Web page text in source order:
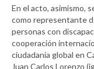
En el acto, asimismo,
como representante
personas con
cooperación
ciudadanía global en
Juan Carlos Lorenzo